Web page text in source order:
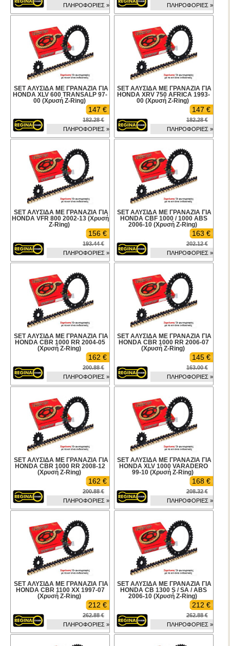
ΠΛΗΡΟΦΟΡΙΕΣ » ΠΛΗΡΟΦΟΡΙΕΣ »
SET ΑΛΥΣΙΔΑ ΜΕ ΓΡΑΝΑΖΙΑ ΓΙΑ
HONDA XLV 600 TRANSALP 97-
00 (Χρυσή Z-Ring)
147 €
182.28 €
ΠΛΗΡΟΦΟΡΙΕΣ »
SET ΑΛΥΣΙΔΑ ΜΕ ΓΡΑΝΑΖΙΑ ΓΙΑ
HONDA XRV 750 AFRICA 1993-
00 (Χρυσή Z-Ring)
147 €
182.28 €
ΠΛΗΡΟΦΟΡΙΕΣ »
SET ΑΛΥΣΙΔΑ ΜΕ ΓΡΑΝΑΖΙΑ ΓΙΑ
HONDA VFR 800 2002-13 (Χρυσή
Z-Ring)
156 €
193.44 €
ΠΛΗΡΟΦΟΡΙΕΣ »
SET ΑΛΥΣΙΔΑ ΜΕ ΓΡΑΝΑΖΙΑ ΓΙΑ
HONDA CBF 1000 / 1000 ABS
2006-10 (Χρυσή Z-Ring)
163 €
202.12 €
ΠΛΗΡΟΦΟΡΙΕΣ »
SET ΑΛΥΣΙΔΑ ΜΕ ΓΡΑΝΑΖΙΑ ΓΙΑ
HONDA CBR 1000 RR 2004-05
(Χρυσή Z-Ring)
162 €
200.88 €
ΠΛΗΡΟΦΟΡΙΕΣ »
SET ΑΛΥΣΙΔΑ ΜΕ ΓΡΑΝΑΖΙΑ ΓΙΑ
HONDA CBR 1000 RR 2006-07
(Χρυσή Z-Ring)
145 €
163.00 €
ΠΛΗΡΟΦΟΡΙΕΣ »
SET ΑΛΥΣΙΔΑ ΜΕ ΓΡΑΝΑΖΙΑ ΓΙΑ
HONDA CBR 1000 RR 2008-12
(Χρυσή Z-Ring)
162 €
200.88 €
ΠΛΗΡΟΦΟΡΙΕΣ »
SET ΑΛΥΣΙΔΑ ΜΕ ΓΡΑΝΑΖΙΑ ΓΙΑ
HONDA XLV 1000 VARADERO
99-10 (Χρυσή Z-Ring)
168 €
208.32 €
ΠΛΗΡΟΦΟΡΙΕΣ »
SET ΑΛΥΣΙΔΑ ΜΕ ΓΡΑΝΑΖΙΑ ΓΙΑ
HONDA CBR 1100 XX 1997-07
(Χρυσή Z-Ring)
212 €
262.88 €
ΠΛΗΡΟΦΟΡΙΕΣ »
SET ΑΛΥΣΙΔΑ ΜΕ ΓΡΑΝΑΖΙΑ ΓΙΑ
HONDA CB 1300 S / SA / ABS
2006-10 (Χρυσή Z-Ring)
212 €
262.88 €
ΠΛΗΡΟΦΟΡΙΕΣ »